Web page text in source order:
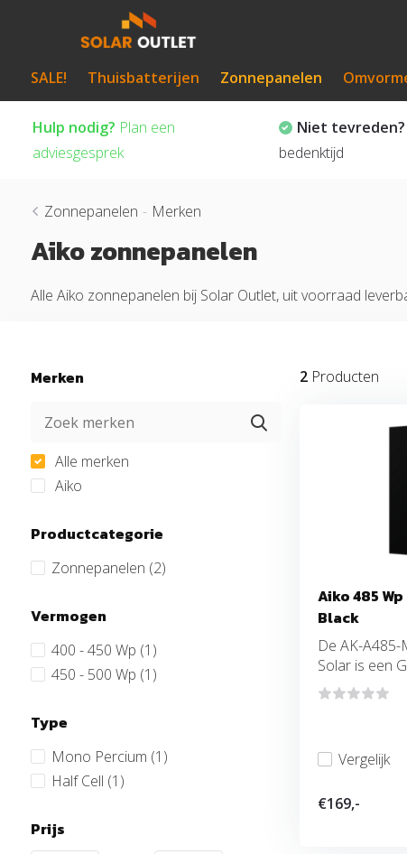
SALE! Thuisbatterijen Zonnepanelen
Hulp nodig? Plan een
adviesgesprek
Niet tevreden?
bedenktijd
Zonnepanelen - Merken
Aiko zonnepanelen
Alle Aiko zonnepanelen bij Solar Outlet, uit voorraad
Merken
Alle merken
Aiko
Productcategorie
Zonnepanelen (2)
Vermogen
400 - 450 Wp (1)
450 - 500 Wp (1)
Type
Mono Percium (1)
Half Cell (1)
Prijs
2Producten
Aiko 485
Black
De AK-A485-
Solar is een
Vergelijk
€169,-